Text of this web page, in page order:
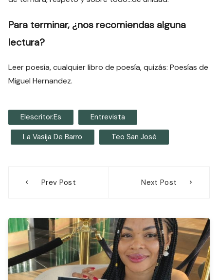
Para terminar, ¿nos recomiendas alguna
lectura?
Leer poesía, cualquier libro de poesía, quizás: Poesías de
Miguel Hernandez.
Elescritor.es Entrevista
La Vasija De Barro Teo San José
Prev Post Next Post